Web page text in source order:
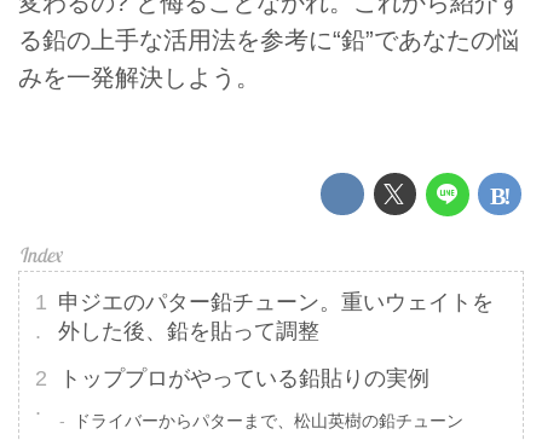
る鉛の上手な活用法を参考に“鉛”であなたの悩
みを一発解決しよう。
申ジエのパター鉛チューン。重いウェイトを
外した後、鉛を貼って調整
トッププロがやっている鉛貼りの実例
ドライバーからパターまで、松山英樹の鉛チューン